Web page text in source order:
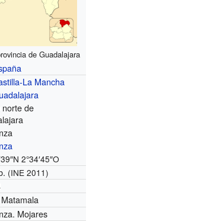
de Guadalajara
La Mancha
de
2°34′45″O
(INE 2011)
Mojares